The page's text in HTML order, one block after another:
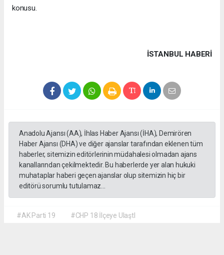
konusu.
İSTANBUL HABERİ
Anadolu Ajansı (AA), İhlas Haber Ajansı (İHA), Demirören
Haber Ajansı (DHA) ve diğer ajanslar tarafından eklenen tüm
haberler, sitemizin editörlerinin müdahalesi olmadan ajans
kanallarından çekilmektedir. Bu haberlerde yer alan hukuki
muhataplar haberi geçen ajanslar olup sitemizin hiç bir
editörü sorumlu tutulamaz...
#AK Parti 19 #CHP 18 İlçeye UlaştI